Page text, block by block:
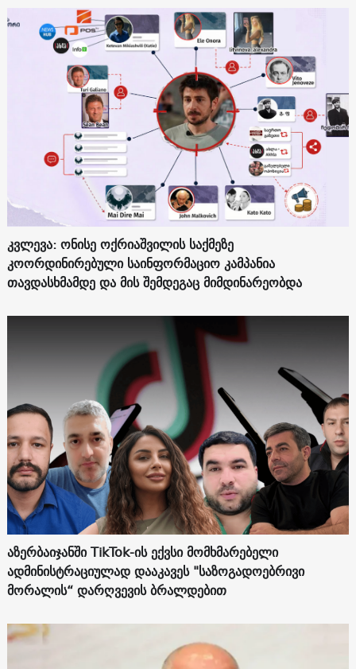
კვლევა: ონისე ოქრიაშვილის საქმეზე
კოორდინირებული საინფორმაციო კამპანია
თავდასხმამდე და მის შემდეგაც მიმდინარეობდა
აზერბაიჯანში TikTok-ის ექვსი მომხმარებელი
ადმინისტრაციულად დააკავეს "საზოგადოებრივი
მორალის“ დარღვევის ბრალდებით